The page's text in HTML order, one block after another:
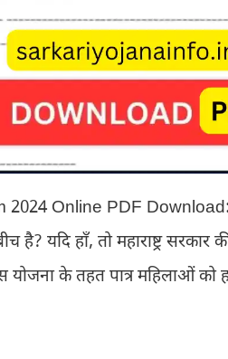
Online PDF Download:
है? यदि हाँ, तो महाराष्ट्र
के तहत पात्र महिलाओं को